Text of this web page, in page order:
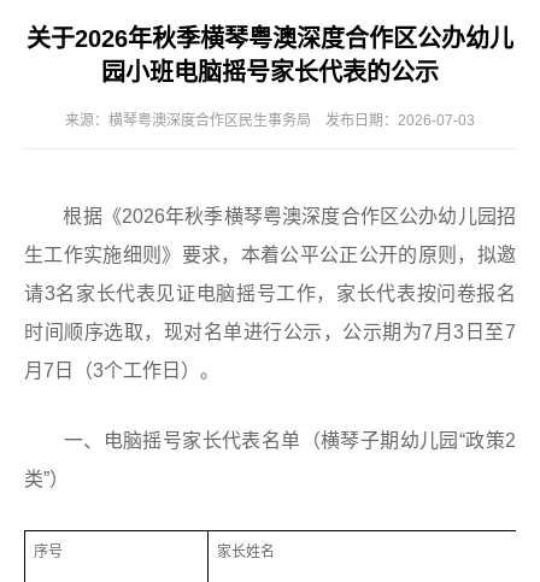
关于2026年秋季横琴粤澳深度合作区公办幼儿
园小班电脑摇号家长代表的公示
来源：横琴粤澳深度合作区民生事务局 发布日期：2026-07-03
根据《2026年秋季横琴粤澳深度合作区公办幼儿园招
生工作实施细则》要求，本着公平公正公开的原则，拟邀
请3名家长代表见证电脑摇号工作，家长代表按问卷报名
时间顺序选取，现对名单进行公示，公示期为7月3日至7
月7日（3个工作日）。
一、电脑摇号家长代表名单（横琴子期幼儿园“政策2
类”）
序号 家长姓名